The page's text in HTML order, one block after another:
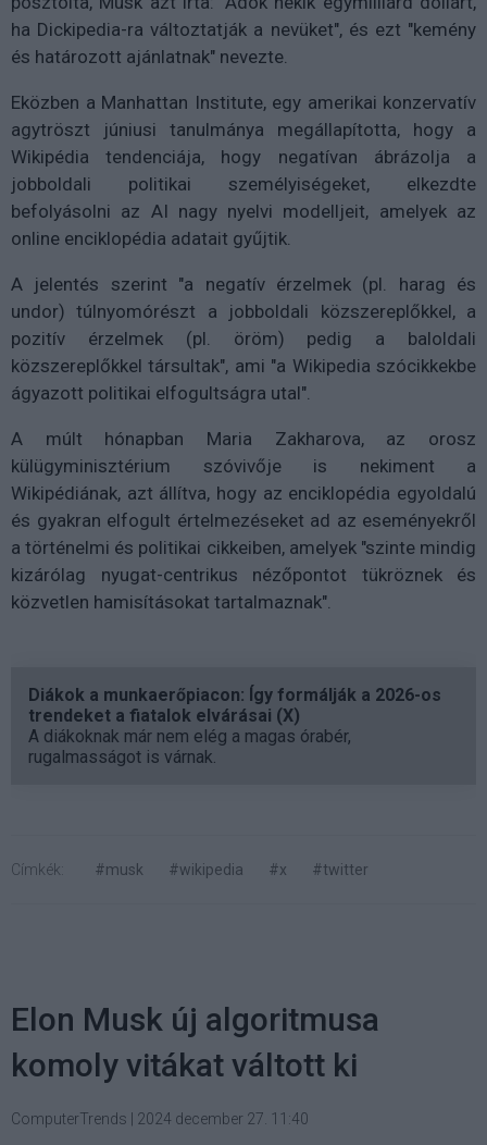
ha Dickipedia-ra változtatják a nevüket", és ezt "kemény
és határozott ajánlatnak" nevezte.
Eközben a Manhattan Institute, egy amerikai konzervatív
agytröszt júniusi tanulmánya megállapította, hogy a
Wikipédia tendenciája, hogy negatívan ábrázolja a
jobboldali politikai személyiségeket, elkezdte
befolyásolni az AI nagy nyelvi modelljeit, amelyek az
online enciklopédia adatait gyűjtik.
A jelentés szerint "a negatív érzelmek (pl. harag és
undor) túlnyomórészt a jobboldali közszereplőkkel, a
pozitív érzelmek (pl. öröm) pedig a baloldali
közszereplőkkel társultak", ami "a Wikipedia szócikkekbe
ágyazott politikai elfogultságra utal".
A múlt hónapban Maria Zakharova, az orosz
külügyminisztérium szóvivője is nekiment a
Wikipédiának, azt állítva, hogy az enciklopédia egyoldalú
és gyakran elfogult értelmezéseket ad az eseményekről
a történelmi és politikai cikkeiben, amelyek "szinte mindig
kizárólag nyugat-centrikus nézőpontot tükröznek és
közvetlen hamisításokat tartalmaznak".
Diákok a munkaerőpiacon: Így formálják a 2026-os
trendeket a fiatalok elvárásai (X)
A diákoknak már nem elég a magas órabér,
rugalmasságot is várnak.
Címkék: #musk #wikipedia #x #twitter
Elon Musk új algoritmusa
komoly vitákat váltott ki
ComputerTrends 2024 december 27. 11:40